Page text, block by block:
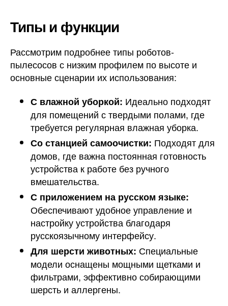
Типы и функции
Рассмотрим подробнее типы роботов-
пылесосов с низким профилем по высоте и
основные сценарии их использования:
С влажной уборкой: Идеально подходят
для помещений с твердыми полами, где
требуется регулярная влажная уборка.
Со станцией самоочистки: Подходят для
домов, где важна постоянная готовность
устройства к работе без ручного
вмешательства.
С приложением на русском языке:
Обеспечивают удобное управление и
настройку устройства благодаря
русскоязычному интерфейсу.
Для шерсти животных: Специальные
модели оснащены мощными щетками и
фильтрами, эффективно собирающими
шерсть и аллергены.